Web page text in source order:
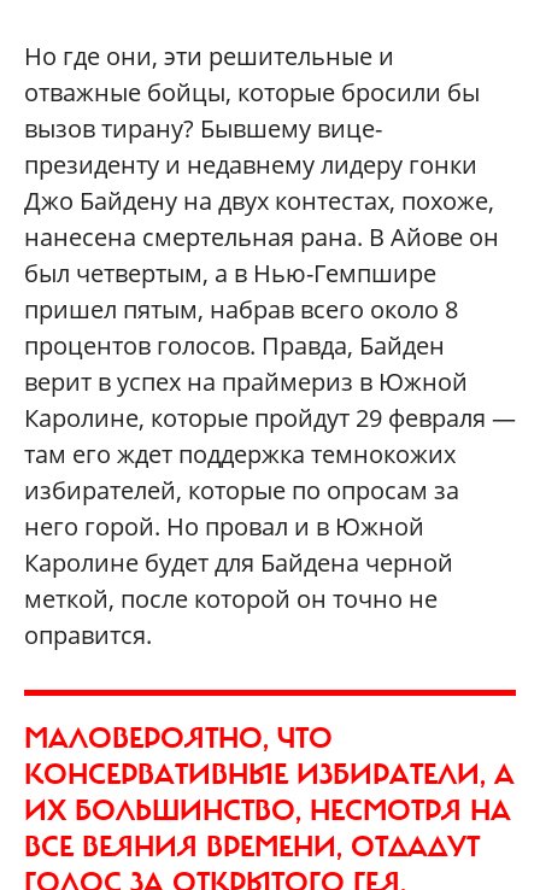
Но где они, эти решительные и
отважные бойцы, которые бросили бы
вызов тирану? Бывшему вице-
президенту и недавнему лидеру гонки
Джо Байдену на двух контестах, похоже,
нанесена смертельная рана. В Айове он
был четвертым, а в Нью-Гемпшире
пришел пятым, набрав всего около 8
процентов голосов. Правда, Байден
верит в успех на праймериз в Южной
Каролине, которые пройдут 29 февраля —
там его ждет поддержка темнокожих
избирателей, которые по опросам за
него горой. Но провал и в Южной
Каролине будет для Байдена черной
меткой, после которой он точно не
оправится.
МАЛОВЕРОЯТНО, ЧТО
КОНСЕРВАТИВНЫЕ ИЗБИРАТЕЛИ, А
ИХ БОЛЬШИНСТВО, НЕСМОТРЯ НА
ВСЕ ВЕЯНИЯ ВРЕМЕНИ, ОТДАДУТ